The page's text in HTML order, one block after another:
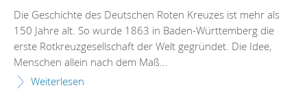
Die Geschichte des Deutschen Roten Kreuzes ist mehr als
150 Jahre alt. So wurde 1863 in Baden-Württemberg die
erste Rotkreuzgesellschaft der Welt gegründet. Die Idee,
Menschen allein nach dem Maß...
Weiterlesen